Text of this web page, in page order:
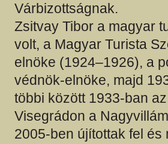
Várbizottságnak.
Zsitvay Tibor a magyar
volt, a Magyar Turista
elnöke (1924–1926), a
védnök-elnöke, majd
többi között 1933-ban
Visegrádon a
2005-ben újítottak fel